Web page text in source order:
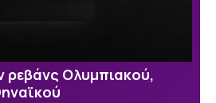
ρεβάνς Ολυμπιακού,